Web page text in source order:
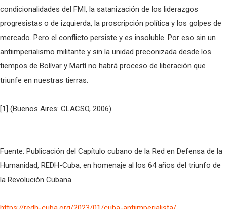
condicionalidades del FMI, la satanización de los liderazgos
progresistas o de izquierda, la proscripción política y los golpes de
mercado. Pero el conflicto persiste y es insoluble. Por eso sin un
antiimperialismo militante y sin la unidad preconizada desde los
tiempos de Bolívar y Martí no habrá proceso de liberación que
triunfe en nuestras tierras.
[1] (Buenos Aires: CLACSO, 2006)
Fuente: Publicación del Capítulo cubano de la Red en Defensa de la
Humanidad, REDH-Cuba, en homenaje al los 64 años del triunfo de
la Revolución Cubana